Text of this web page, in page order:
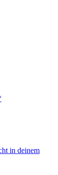
in deinem